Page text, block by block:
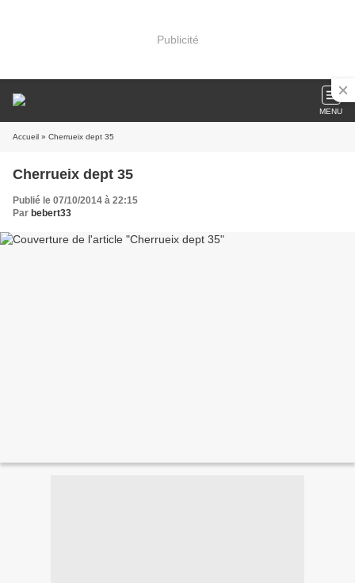
Publicité
MENU
Accueil » Cherrueix dept 35
Cherrueix dept 35
Publié le 07/10/2014 à 22:15
Par bebert33